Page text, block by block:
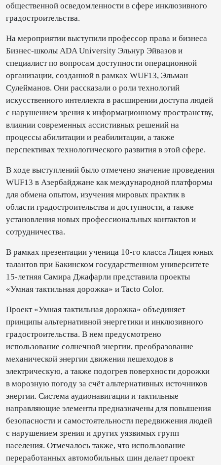
общественной осведомленности в сфере инклюзивного
градостроительства.
На мероприятии выступили профессор права и бизнеса
Бизнес-школы ADA University Эльнур Эйвазов и
специалист по вопросам доступности операционной
организации, созданной в рамках WUF13, Эльман
Сулейманов. Они рассказали о роли технологий
искусственного интеллекта в расширении доступа людей
с нарушением зрения к информационному пространству,
влиянии современных ассистивных решений на
процессы абилитации и реабилитации, а также
перспективах технологического развития в этой сфере.
В ходе выступлений было отмечено значение проведения
WUF13 в Азербайджане как международной платформы
для обмена опытом, изучения мировых практик в
области градостроительства и доступности, а также
установления новых профессиональных контактов и
сотрудничества.
В рамках презентации ученица 10-го класса Лицея юных
талантов при Бакинском государственном университете
15-летняя Самира Джафарли представила проекты
«Умная тактильная дорожка» и Tacto Color.
Проект «Умная тактильная дорожка» объединяет
принципы альтернативной энергетики и инклюзивного
градостроительства. В нем предусмотрено
использование солнечной энергии, преобразование
механической энергии движения пешеходов в
электрическую, а также подогрев поверхности дорожки
в морозную погоду за счёт альтернативных источников
энергии. Система аудионавигации и тактильные
направляющие элементы предназначены для повышения
безопасности и самостоятельности передвижения людей
с нарушением зрения и других уязвимых групп
населения. Отмечалось также, что использование
переработанных автомобильных шин делает проект